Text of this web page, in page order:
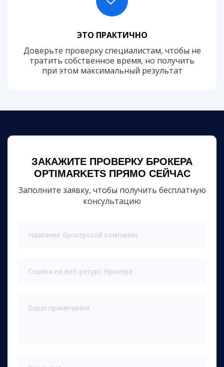
ЭТО ПРАКТИЧНО
Доверьте проверку специалистам, чтобы не
тратить собственное время, но получить
при этом максимальный результат
ЗАКАЖИТЕ ПРОВЕРКУ БРОКЕРА
OPTIMARKETS ПРЯМО СЕЙЧАС
Заполните заявку, чтобы получить бесплатную
консультацию